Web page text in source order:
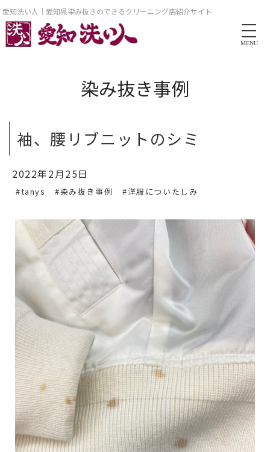
愛知洗い人｜愛知県染み抜きのできるクリーニング店紹介サイト
MENU
染み抜き事例
袖、腰リブニットのシミ
2022年2月25日
#tanys #染み抜き事例 #洋服についたしみ